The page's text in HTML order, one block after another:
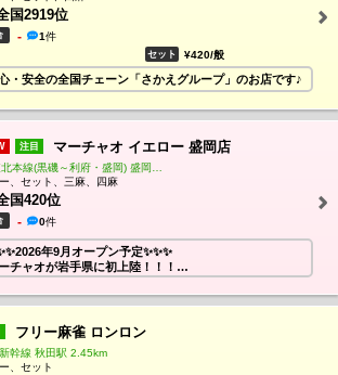
国2919位
- 1件
セット ¥420/般
・安全の全国チェーン「さかえグループ」のお店です♪
注目 マーチャオ イエロー 盛岡店
、セット、三麻、四麻
国420位
- 0件
年9月オープン予定✨✨✨
チャオが岩手県に初上陸！！！
ローは四人打ち、三人打ちどちらも楽しめます🀄
のご来店を心よりお待ちしております！！
フリー麻雀 ロンロン
幹線 秋田駅 2.45km
、セット